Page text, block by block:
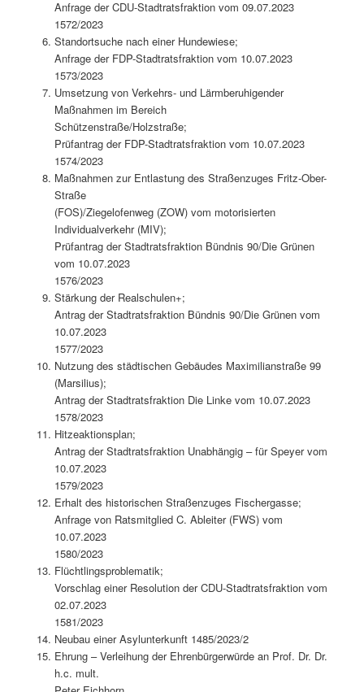
Anfrage der CDU-Stadtratsfraktion vom 09.07.2023
1572/2023
Standortsuche nach einer Hundewiese;
Anfrage der FDP-Stadtratsfraktion vom 10.07.2023
1573/2023
Umsetzung von Verkehrs- und Lärmberuhigender
Maßnahmen im Bereich
Schützenstraße/Holzstraße;
Prüfantrag der FDP-Stadtratsfraktion vom 10.07.2023
1574/2023
Maßnahmen zur Entlastung des Straßenzuges Fritz-Ober-
Straße
(FOS)/Ziegelofenweg (ZOW) vom motorisierten
Individualverkehr (MIV);
Prüfantrag der Stadtratsfraktion Bündnis 90/Die Grünen
vom 10.07.2023
1576/2023
Stärkung der Realschulen+;
Antrag der Stadtratsfraktion Bündnis 90/Die Grünen vom
10.07.2023
1577/2023
Nutzung des städtischen Gebäudes Maximilianstraße 99
(Marsilius);
Antrag der Stadtratsfraktion Die Linke vom 10.07.2023
1578/2023
Hitzeaktionsplan;
Antrag der Stadtratsfraktion Unabhängig – für Speyer vom
10.07.2023
1579/2023
Erhalt des historischen Straßenzuges Fischergasse;
Anfrage von Ratsmitglied C. Ableiter (FWS) vom
10.07.2023
1580/2023
Flüchtlingsproblematik;
Vorschlag einer Resolution der CDU-Stadtratsfraktion vom
02.07.2023
1581/2023
Neubau einer Asylunterkunft 1485/2023/2
Ehrung – Verleihung der Ehrenbürgerwürde an Prof. Dr. Dr.
h.c. mult.